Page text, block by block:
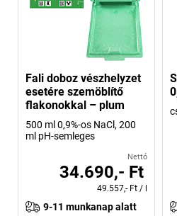
Fali doboz vészhelyzet
esetére szemöblítő
flakonokkal – plum
500 ml 0,9%-os NaCl, 200
ml pH-semleges
Nettó
34.690,- Ft
49.557,- Ft /
9-11 munkanap alatt